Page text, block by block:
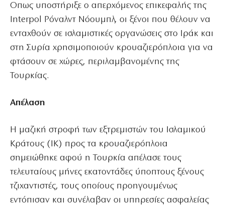
Οπως υποστήριξε ο απερχόμενος επικεφαλής της
Interpol Ρόναλντ Νόουμπλ, οι ξένοι που θέλουν να
ενταχθούν σε ισλαμιστικές οργανώσεις στο Ιράκ και
στη Συρία χρησιμοποιούν κρουαζιερόπλοια για να
φτάσουν σε χώρες, περιλαμβανομένης της
Τουρκίας.
Απέλαση
Η μαζική στροφή των εξτρεμιστών του Ισλαμικού
Κράτους (ΙΚ) προς τα κρουαζιερόπλοια
σημειώθηκε αφού η Τουρκία απέλασε τους
τελευταίους μήνες εκατοντάδες ύποπτους ξένους
τζιχαντιστές, τους οποίους προηγουμένως
εντόπισαν και συνέλαβαν οι υπηρεσίες ασφαλείας